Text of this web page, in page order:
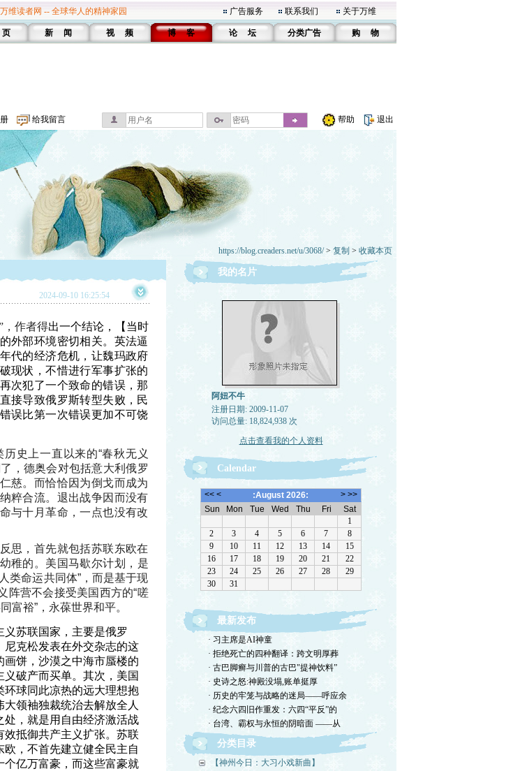
万维读者网 -- 全球华人的精神家园 广告服务 联系我们 关于万维
新 闻 视 频 博 客 论 坛 分类广告 购 物
给我留言 帮助 退出
https://blog.creaders.net/u/3068/> 复制 > 收藏本页
2024-09-10 16:25:54
，作者得出一个结论，【当时
外部环境密切相关。英法逼
代的经济危机，让魏玛政府
现状，不惜进行军事扩张的
犯了一个致命的错误，那
接导致俄罗斯转型失败，民
误比第一次错误更加不可饶
史上一直以来的“春秋无义
，德奥会对包括意大利俄罗
慈。而恰恰因为倒戈而成为
粹合流。退出战争因而没有
与十月革命，一点也没有改
思，首先就包括苏联东欧在
稚的。美国马歇尔计划，是
类命运共同体”，而是基于现
阵营不会接受美国西方的“嗟
富裕”，永葆世界和平。
苏联国家，主要是俄罗
克松发表在外交杂志的这
饼，沙漠之中海市蜃楼的
破产而买单。其次，美国
球同此凉热的远大理想抱
领袖独裁统治去解放全人
，就是用自由经济激活战
抵御共产主义扩张。苏联
，不首先建立健全民主自
亿万富豪，而这些富豪就
我的名片
阿妞不牛
注册日期: 2009-11-07
访问总量: 18,824,938 次
点击查看我的个人资料
Calendar
最新发布
· 习主席是AI神童
· 拒绝死亡的四种翻译：跨文明厚葬
· 古巴脚癣与川普的古巴"提神饮料”
· 史诗之怒:神殿没塌,账单挺厚
· 历史的牢笼与战略的迷局——呼应余
· 纪念六四旧作重发：六四“平反”的
· 台湾、霸权与永恒的阴暗面 ——从
分类目录
【神州今日：大习小戏新曲】